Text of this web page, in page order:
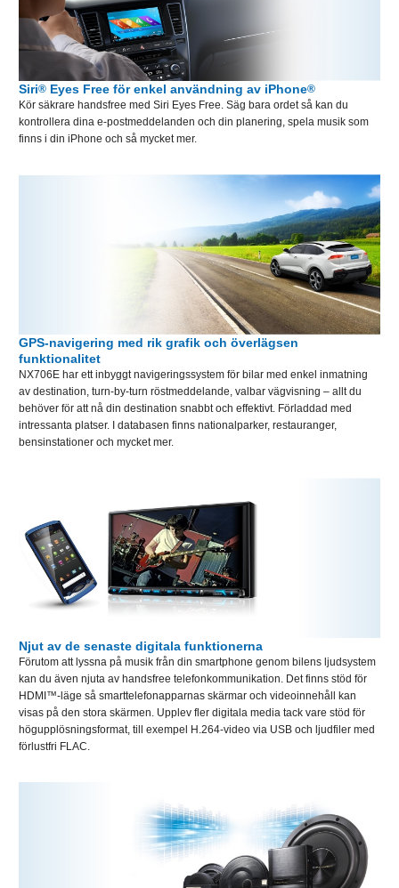
Siri® Eyes Free för enkel användning av iPhone®
Kör säkrare handsfree med Siri Eyes Free. Säg bara ordet så kan du
kontrollera dina e-postmeddelanden och din planering, spela musik som
finns i din iPhone och så mycket mer.
GPS-navigering med rik grafik och överlägsen
funktionalitet
NX706E har ett inbyggt navigeringssystem för bilar med enkel inmatning
av destination, turn-by-turn röstmeddelande, valbar vägvisning – allt du
behöver för att nå din destination snabbt och effektivt. Förladdad med
intressanta platser. I databasen finns nationalparker, restauranger,
bensinstationer och mycket mer.
Njut av de senaste digitala funktionerna
Förutom att lyssna på musik från din smartphone genom bilens ljudsystem
kan du även njuta av handsfree telefonkommunikation. Det finns stöd för
HDMI™-läge så smarttelefonapparnas skärmar och videoinnehåll kan
visas på den stora skärmen. Upplev fler digitala media tack vare stöd för
högupplösningsformat, till exempel H.264-video via USB och ljudfiler med
förlustfri FLAC.